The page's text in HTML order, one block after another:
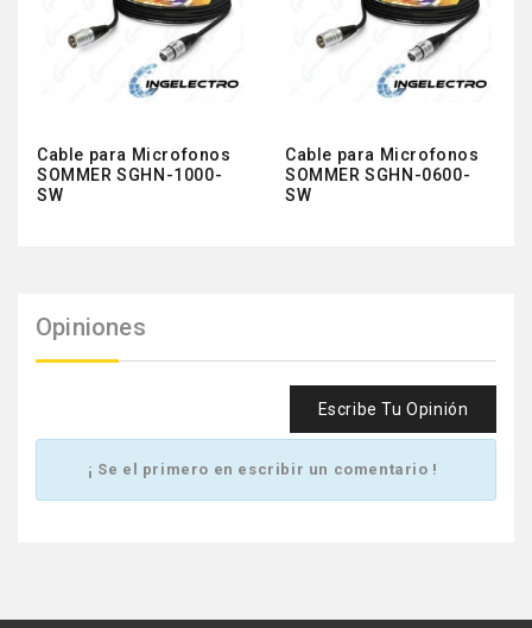
Cable para Microfonos
SOMMER SGHN-1000-
SW
Cable para Microfonos
SOMMER SGHN-0600-
SW
Opiniones
Escribe Tu Opinión
¡ Se el primero en escribir un comentario !